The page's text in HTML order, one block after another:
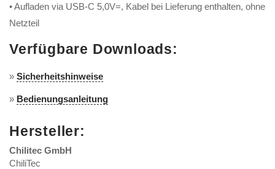
• Aufladen via USB-C 5,0V=, Kabel bei Lieferung enthalten, ohne
Netzteil
Verfügbare Downloads:
» Sicherheitshinweise
» Bedienungsanleitung
Hersteller:
Chilitec GmbH
ChiliTec